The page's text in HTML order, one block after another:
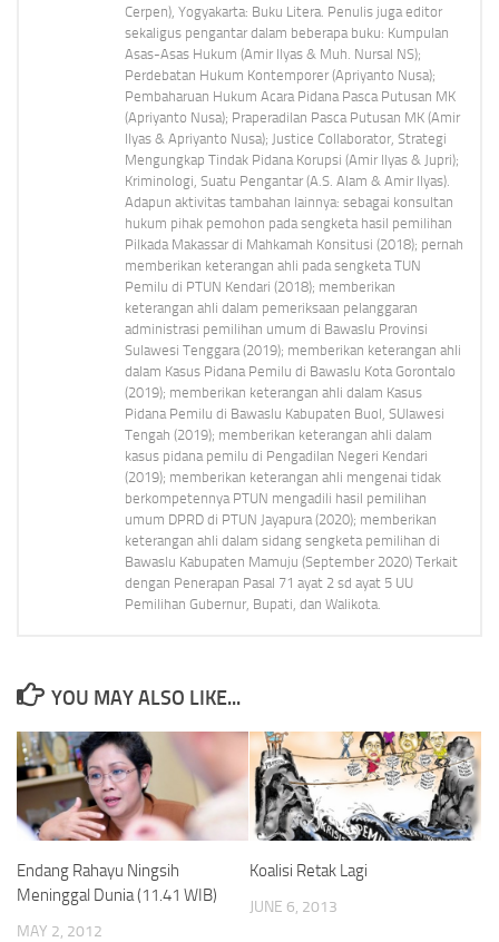
Cerpen), Yogyakarta: Buku Litera. Penulis juga editor
sekaligus pengantar dalam beberapa buku: Kumpulan
Asas-Asas Hukum (Amir Ilyas & Muh. Nursal NS);
Perdebatan Hukum Kontemporer (Apriyanto Nusa);
Pembaharuan Hukum Acara Pidana Pasca Putusan MK
(Apriyanto Nusa); Praperadilan Pasca Putusan MK (Amir
Ilyas & Apriyanto Nusa); Justice Collaborator, Strategi
Mengungkap Tindak Pidana Korupsi (Amir Ilyas & Jupri);
Kriminologi, Suatu Pengantar (A.S. Alam & Amir Ilyas).
Adapun aktivitas tambahan lainnya: sebagai konsultan
hukum pihak pemohon pada sengketa hasil pemilihan
Pilkada Makassar di Mahkamah Konsitusi (2018); pernah
memberikan keterangan ahli pada sengketa TUN
Pemilu di PTUN Kendari (2018); memberikan
keterangan ahli dalam pemeriksaan pelanggaran
administrasi pemilihan umum di Bawaslu Provinsi
Sulawesi Tenggara (2019); memberikan keterangan ahli
dalam Kasus Pidana Pemilu di Bawaslu Kota Gorontalo
(2019); memberikan keterangan ahli dalam Kasus
Pidana Pemilu di Bawaslu Kabupaten Buol, SUlawesi
Tengah (2019); memberikan keterangan ahli dalam
kasus pidana pemilu di Pengadilan Negeri Kendari
(2019); memberikan keterangan ahli mengenai tidak
berkompetennya PTUN mengadili hasil pemilihan
umum DPRD di PTUN Jayapura (2020); memberikan
keterangan ahli dalam sidang sengketa pemilihan di
Bawaslu Kabupaten Mamuju (September 2020) Terkait
dengan Penerapan Pasal 71 ayat 2 sd ayat 5 UU
Pemilihan Gubernur, Bupati, dan Walikota.
YOU MAY ALSO LIKE...
Endang Rahayu Ningsih
Meninggal Dunia (11.41 WIB)
MAY 2, 2012
Koalisi Retak Lagi
JUNE 6, 2013